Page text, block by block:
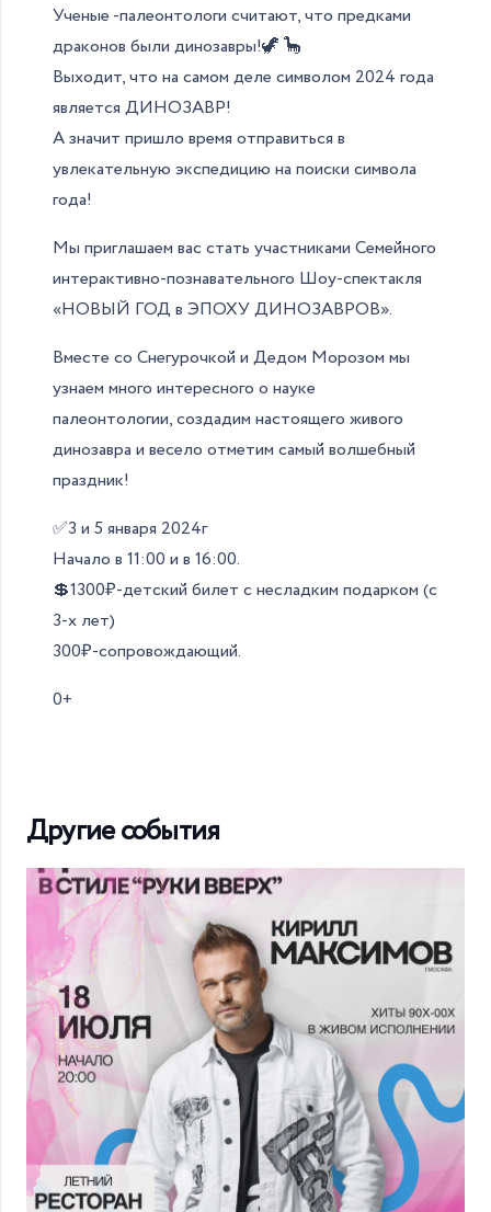
Ученые -палеонтологи считают, что предками
драконов были динозавры!🦖 🦕
Выходит, что на самом деле символом 2024 года
является ДИНОЗАВР!
А значит пришло время отправиться в
увлекательную экспедицию на поиски символа
года!
Мы приглашаем вас стать участниками Семейного
интерактивно-познавательного Шоу-спектакля
«НОВЫЙ ГОД в ЭПОХУ ДИНОЗАВРОВ».
Вместе со Снегурочкой и Дедом Морозом мы
узнаем много интересного о науке
палеонтологии, создадим настоящего живого
динозавра и весело отметим самый волшебный
праздник!
✅3 и 5 января 2024г
Начало в 11:00 и в 16:00.
💲1300₽-детский билет с несладким подарком (с
3-х лет)
300₽-сопровождающий.
0+
Другие события